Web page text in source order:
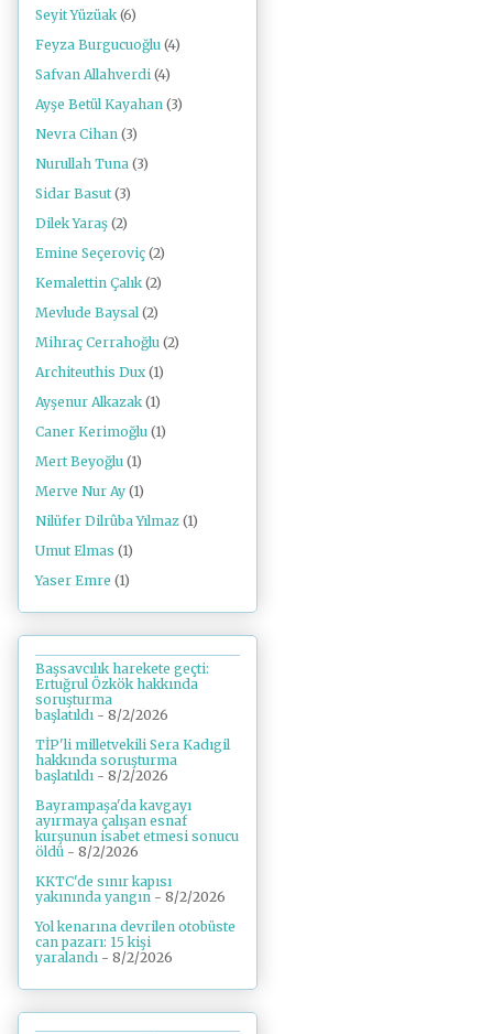
Seyit Yüzüak (6)
Feyza Burgucuoğlu (4)
Safvan Allahverdi (4)
Ayşe Betül Kayahan (3)
Nevra Cihan (3)
Nurullah Tuna (3)
Sidar Basut (3)
Dilek Yaraş (2)
Emine Seçeroviç (2)
Kemalettin Çalık (2)
Mevlude Baysal (2)
Mihraç Cerrahoğlu (2)
Architeuthis Dux (1)
Ayşenur Alkazak (1)
Caner Kerimoğlu (1)
Mert Beyoğlu (1)
Merve Nur Ay (1)
Nilüfer Dilrûba Yılmaz (1)
Umut Elmas (1)
Yaser Emre (1)
Başsavcılık harekete geçti:
Ertuğrul Özkök hakkında
soruşturma
başlatıldı - 8/2/2026
TİP'li milletvekili Sera Kadıgil
hakkında soruşturma
başlatıldı - 8/2/2026
Bayrampaşa'da kavgayı
ayırmaya çalışan esnaf
kurşunun isabet etmesi sonucu
öldü - 8/2/2026
KKTC'de sınır kapısı
yakınında yangın - 8/2/2026
Yol kenarına devrilen otobüste
can pazarı: 15 kişi
yaralandı - 8/2/2026